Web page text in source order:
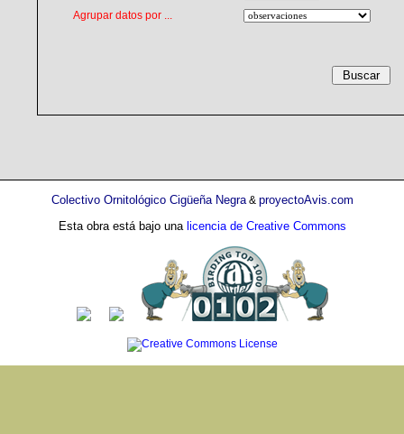
Agrupar datos por ...
Colectivo Ornitológico Cigüeña Negra& proyectoAvis.com
Esta obra está bajo una licencia de Creative Commons